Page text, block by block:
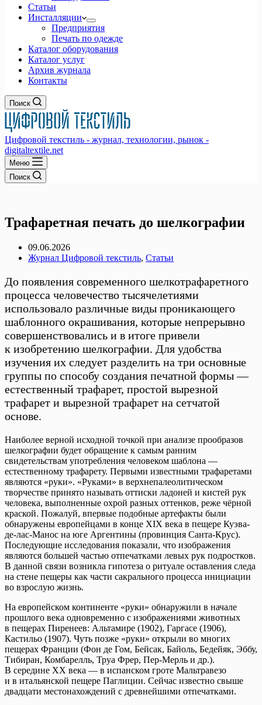
Статьи
Инсталляции
Предприятия
Печать по одежде
Каталог оборудования
Каталог услуг
Архив журнала
Контакты
Поиск
Цифровой текстиль - журнал, технологии, рынок -
digitaltextile.net
Меню
Поиск
Трафаретная печать до шелкографии
09.06.2026
Журнал Цифровой текстиль, Статьи
До появления современного шелкотрафаретного
процесса человечество тысячелетиями
использовало различные виды проникающего
шаблонного окрашивания, которые непрерывно
совершенствовались и в итоге привели
к изобретению шелкографии. Для удобства
изучения их следует разделить на три основные
группы по способу создания печатной формы —
естественный трафарет, простой вырезной
трафарет и вырезной трафарет на сетчатой
основе.
Наиболее верной исходной точкой при анализе прообразов
шелкографии будет обращение к самым ранним
свидетельствам употребления человеком шаблона —
естественному трафарету. Первыми известными трафаретами
являются «руки». «Руками» в верхнепалеолитическом
творчестве принято называть оттиски ладоней и кистей рук
человека, выполненные охрой разных оттенков, реже чёрной
краской. Пожалуй, впервые подобные артефакты были
обнаружены европейцами в конце XIX века в пещере Куэва-
де-лас-Манос на юге Аргентины (провинция Санта-Крус).
Последующие исследования показали, что изображения
являются большей частью отпечатками левых рук подростков.
В данной связи возникла гипотеза о ритуале оставления следа
на стене пещеры как части сакрального процесса инициации
во взрослую жизнь.
На европейском континенте «руки» обнаружили в начале
прошлого века одновременно с изображениями животных
в пещерах Пиренеев: Альтамире (1902), Гаргасе (1906),
Кастильо (1907). Чуть позже «руки» открыли во многих
пещерах Франции (Фон де Гом, Бейсак, Байоль, Бедейяк, Эббу,
Тибиран, Комбарелль, Труа Фрер, Пер-Мерль и др.).
В середине ХХ века — в испанском гроте Мальтравезо
и в итальянской пещере Паглиции. Сейчас известно свыше
двадцати местонахождений с древнейшими отпечатками.